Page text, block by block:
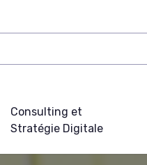
Consulting et
Stratégie Digitale